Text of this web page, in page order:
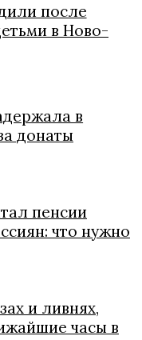
после
в Ново-
в
донаты
пенсии
что нужно
и ливнях,
часы в